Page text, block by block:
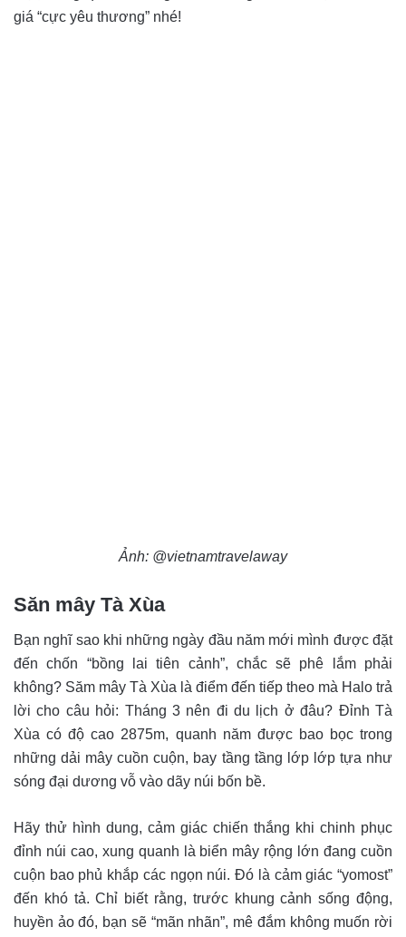
giá “cực yêu thương” nhé!
Ảnh: @vietnamtravelaway
Săn mây Tà Xùa
Bạn nghĩ sao khi những ngày đầu năm mới mình được đặt
đến chốn “bồng lai tiên cảnh”, chắc sẽ phê lắm phải
không? Săm mây Tà Xùa là điểm đến tiếp theo mà Halo trả
lời cho câu hỏi: Tháng 3 nên đi du lịch ở đâu? Đỉnh Tà
Xùa có độ cao 2875m, quanh năm được bao bọc trong
những dải mây cuồn cuộn, bay tầng tầng lớp lớp tựa như
sóng đại dương vỗ vào dãy núi bốn bề.
Hãy thử hình dung, cảm giác chiến thắng khi chinh phục
đỉnh núi cao, xung quanh là biển mây rộng lớn đang cuồn
cuộn bao phủ khắp các ngọn núi. Đó là cảm giác “yomost”
đến khó tả. Chỉ biết rằng, trước khung cảnh sống động,
huyền ảo đó, bạn sẽ “mãn nhãn”, mê đắm không muốn rời